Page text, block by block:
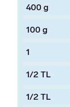
400 g
100 g
1
1/2 TL
1/2 TL